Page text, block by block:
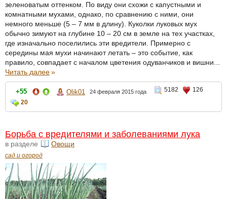
зеленоватым оттенком. По виду они схожи с капустными и
комнатными мухами, однако, по сравнению с ними, они
немного меньше (5 – 7 мм в длину). Куколки луковых мух
обычно зимуют на глубине 10 – 20 см в земле на тех участках,
где изначально поселились эти вредители. Примерно с
середины мая мухи начинают летать – это событие, как
правило, совпадает с началом цветения одуванчиков и вишни...
Читать далее»
+55 Olik01 24 февраля 2015 года 5182
126
20
Борьба с вредителями и заболеваниями лука
в разделе Овощи
сад и огород